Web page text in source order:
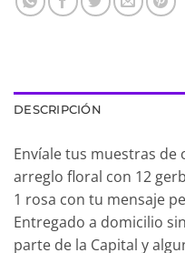
DESCRIPCIÓN
Envíale tus muestras
arreglo floral con 12
1 rosa con tu mensaje
Entregado a domicilio
parte de la Capital y